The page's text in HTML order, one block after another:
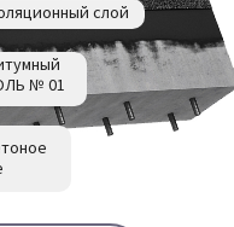
слой
№ 01